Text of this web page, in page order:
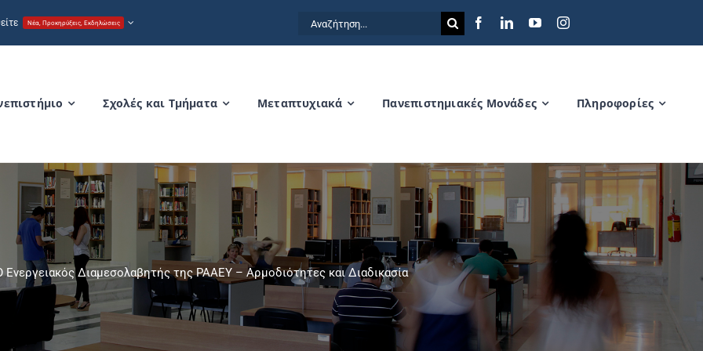
Νέα, Προκηρύξεις, Εκδηλώσεις
Αναζήτηση
for:
Σχολές και Τμήματα Μεταπτυχιακά Πανεπιστημιακές Μονάδες Πληροφορίες
Ενεργειακός Διαμεσολαβητής της ΡΑΑΕΥ – Αρμοδιότητες και Διαδικασία